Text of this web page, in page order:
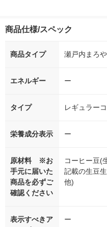
商品仕様/スペック
商品タイプ 瀬戸内まろ
エネルギー ー
タイプ レギュラー
栄養成分表示 ー
原材料 ※お
手元に届いた
商品を必ずご
確認ください
コーヒー豆(
記載の生豆
他)
表示すべきア
ー